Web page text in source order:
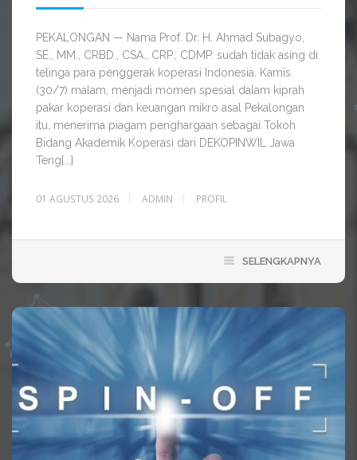
PEKALONGAN — Nama Prof. Dr. H. Ahmad Subagyo,
SE., MM., CRBD., CSA., CRP., CDMP. sudah tidak asing di
telinga para penggerak koperasi Indonesia. Kamis
(30/7) malam, menjadi momen spesial dalam kiprah
pakar koperasi dan keuangan mikro asal Pekalongan
itu, menerima piagam penghargaan sebagai Tokoh
Bidang Akademik Koperasi dari DEKOPINWIL Jawa
Teng[...]
01 AGUSTUS 2026 ADMIN PROFIL
SELENGKAPNYA